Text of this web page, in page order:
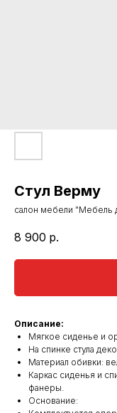
Стул Верму
салон мебели "Мебель
8 900 р.
Описание:
Мягкое сиденье и
На спинке стула
Материал обивки:
Каркас сиденья и
фанеры.
Основание: